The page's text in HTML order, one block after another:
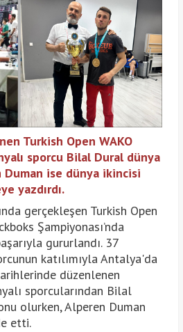
Turkish Open WAKO
sporcu Bilal Dural dünya
Duman ise dünya ikincisi
yazdırdı.
gerçekleşen Turkish Open
Şampiyonası’nda
gururlandı. 37
katılımıyla Antalya'da
düzenlenen
sporcularından Bilal
olurken, Alperen Duman
etti.